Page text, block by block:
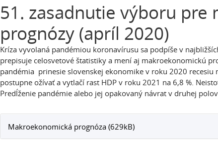
51. zasadnutie výboru pre
prognózy (apríl 2020)
Kríza vyvolaná pandémiou koronavírusu sa podpíše v
prepisuje celosvetové štatistiky a mení aj makroekonomickú
pandémia prinesie slovenskej ekonomike v roku 2020
postupne ožívať a vytlačí rast HDP v roku 2021 na 6,8 %.
Predĺženie pandémie alebo jej opakovaný návrat v druhej
Makroekonomická prognóza (629kB)